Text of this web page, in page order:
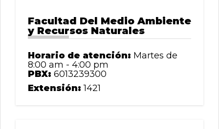
Facultad Del Medio Ambiente
y Recursos Naturales
Horario de atención: Martes de
8:00 am - 4:00 pm
PBX: 6013239300
Extensión: 1421